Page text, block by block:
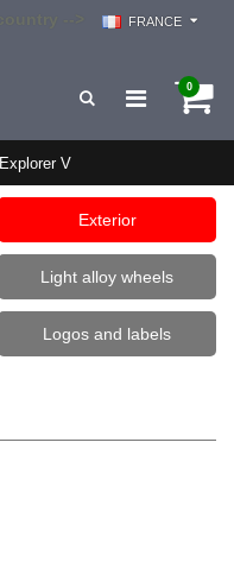
FRANCE
0
Explorer V
Exterior
Light alloy wheels
Logos and labels